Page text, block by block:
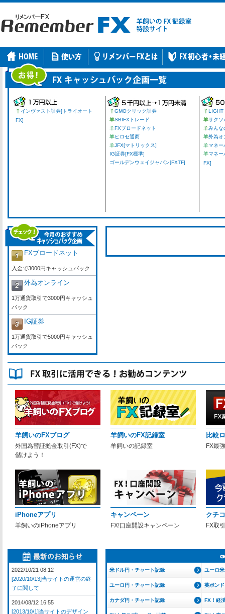
羊インヴァスト証券[トライオート
FX]
羊GMOクリック証券
羊SBIFXトレード
羊FXブロードネット
羊ヒロセ通商
羊JFX[マトリックス]
IG証券[FX標準]
ゴールデンウェイジャパン[FXTF]
羊LIGHT
羊サクソ
羊みんな
羊外為オ
羊マネー
羊マネー
FX]
FXブロードネット
入金で3000円キャッシュバック
外為オンライン
1万通貨取引で3000円キャッシュ
バック
IG証券
1万通貨取引で5000円キャッシュ
バック
羊飼いのFXブログ
外国為替証拠金取引(FX)で
儲けよう！
羊飼いのFX記録室
羊飼いの記録室
比較
FX最
iPhoneアプリ
羊飼いのiPhoneアプリ
キャンペーン
FX!口座開設キャンペーン
クチ
FX取
米ドル円・チャート記録 ユーロ
ユーロ円・チャート記録 英ポン
カナダ円・チャート記録 FX！経
2022/10/21 08:12
[2020/10/13]当サイトの運営の終
了に関して
2014/08/12 16:55
[2013/10/1]当サイトのデザイン